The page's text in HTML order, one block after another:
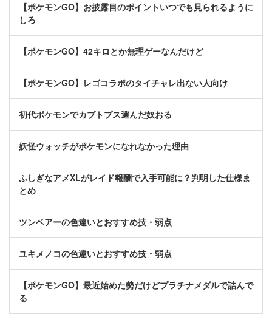
【ポケモンGO】お披露目のポイントいつでも見られるように
しろ
【ポケモンGO】42キロとか無理ゲーなんだけど
【ポケモンGO】レゴコラボのタイチャレ出ない人向け
初代ポケモンでカブトプス選んだ奴おる
妖怪ウォッチがポケモンになれなかった理由
ふしぎなアメXLがレイド報酬で入手可能に？判明した仕様ま
とめ
ツンベアーの色違いとおすすめ技・弱点
ユキメノコの色違いとおすすめ技・弱点
【ポケモンGO】最近始めた勢だけどプラチナメダルで詰んで
る